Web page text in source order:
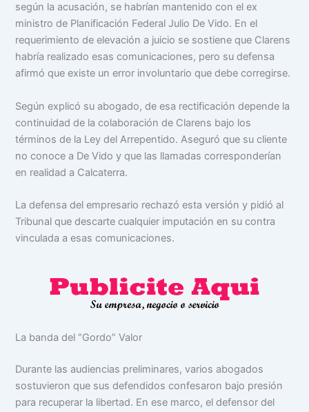
según la acusación, se habrían mantenido con el ex
ministro de Planificación Federal Julio De Vido. En el
requerimiento de elevación a juicio se sostiene que Clarens
habría realizado esas comunicaciones, pero su defensa
afirmó que existe un error involuntario que debe corregirse.
Según explicó su abogado, de esa rectificación depende la
continuidad de la colaboración de Clarens bajo los
términos de la Ley del Arrepentido. Aseguró que su cliente
no conoce a De Vido y que las llamadas corresponderían
en realidad a Calcaterra.
La defensa del empresario rechazó esta versión y pidió al
Tribunal que descarte cualquier imputación en su contra
vinculada a esas comunicaciones.
La banda del “Gordo” Valor
Durante las audiencias preliminares, varios abogados
sostuvieron que sus defendidos confesaron bajo presión
para recuperar la libertad. En ese marco, el defensor del